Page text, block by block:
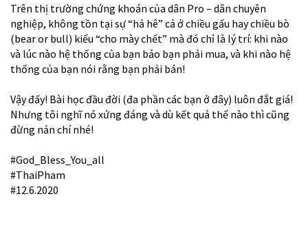
Trên thị trường chứng khoán của dân Pro – dân chuyên
nghiệp, không tồn tại sự “hả hê” cả ở chiều gấu hay chiều bò
(bear or bull) kiểu “cho mày chết” mà đó chỉ là lý trí: khi nào
và lúc nào hệ thống của bạn bảo bạn phải mua, và khi nào hệ
thống của bạn nói rằng bạn phải bán!
Vậy đấy! Bài học đầu đời (đa phần các bạn ở đây) luôn đắt giá!
Nhưng tôi nghĩ nó xứng đáng và dù kết quả thế nào thì cũng
đừng nản chí nhé!
#God_Bless_You_all
#ThaiPham
#12.6.2020